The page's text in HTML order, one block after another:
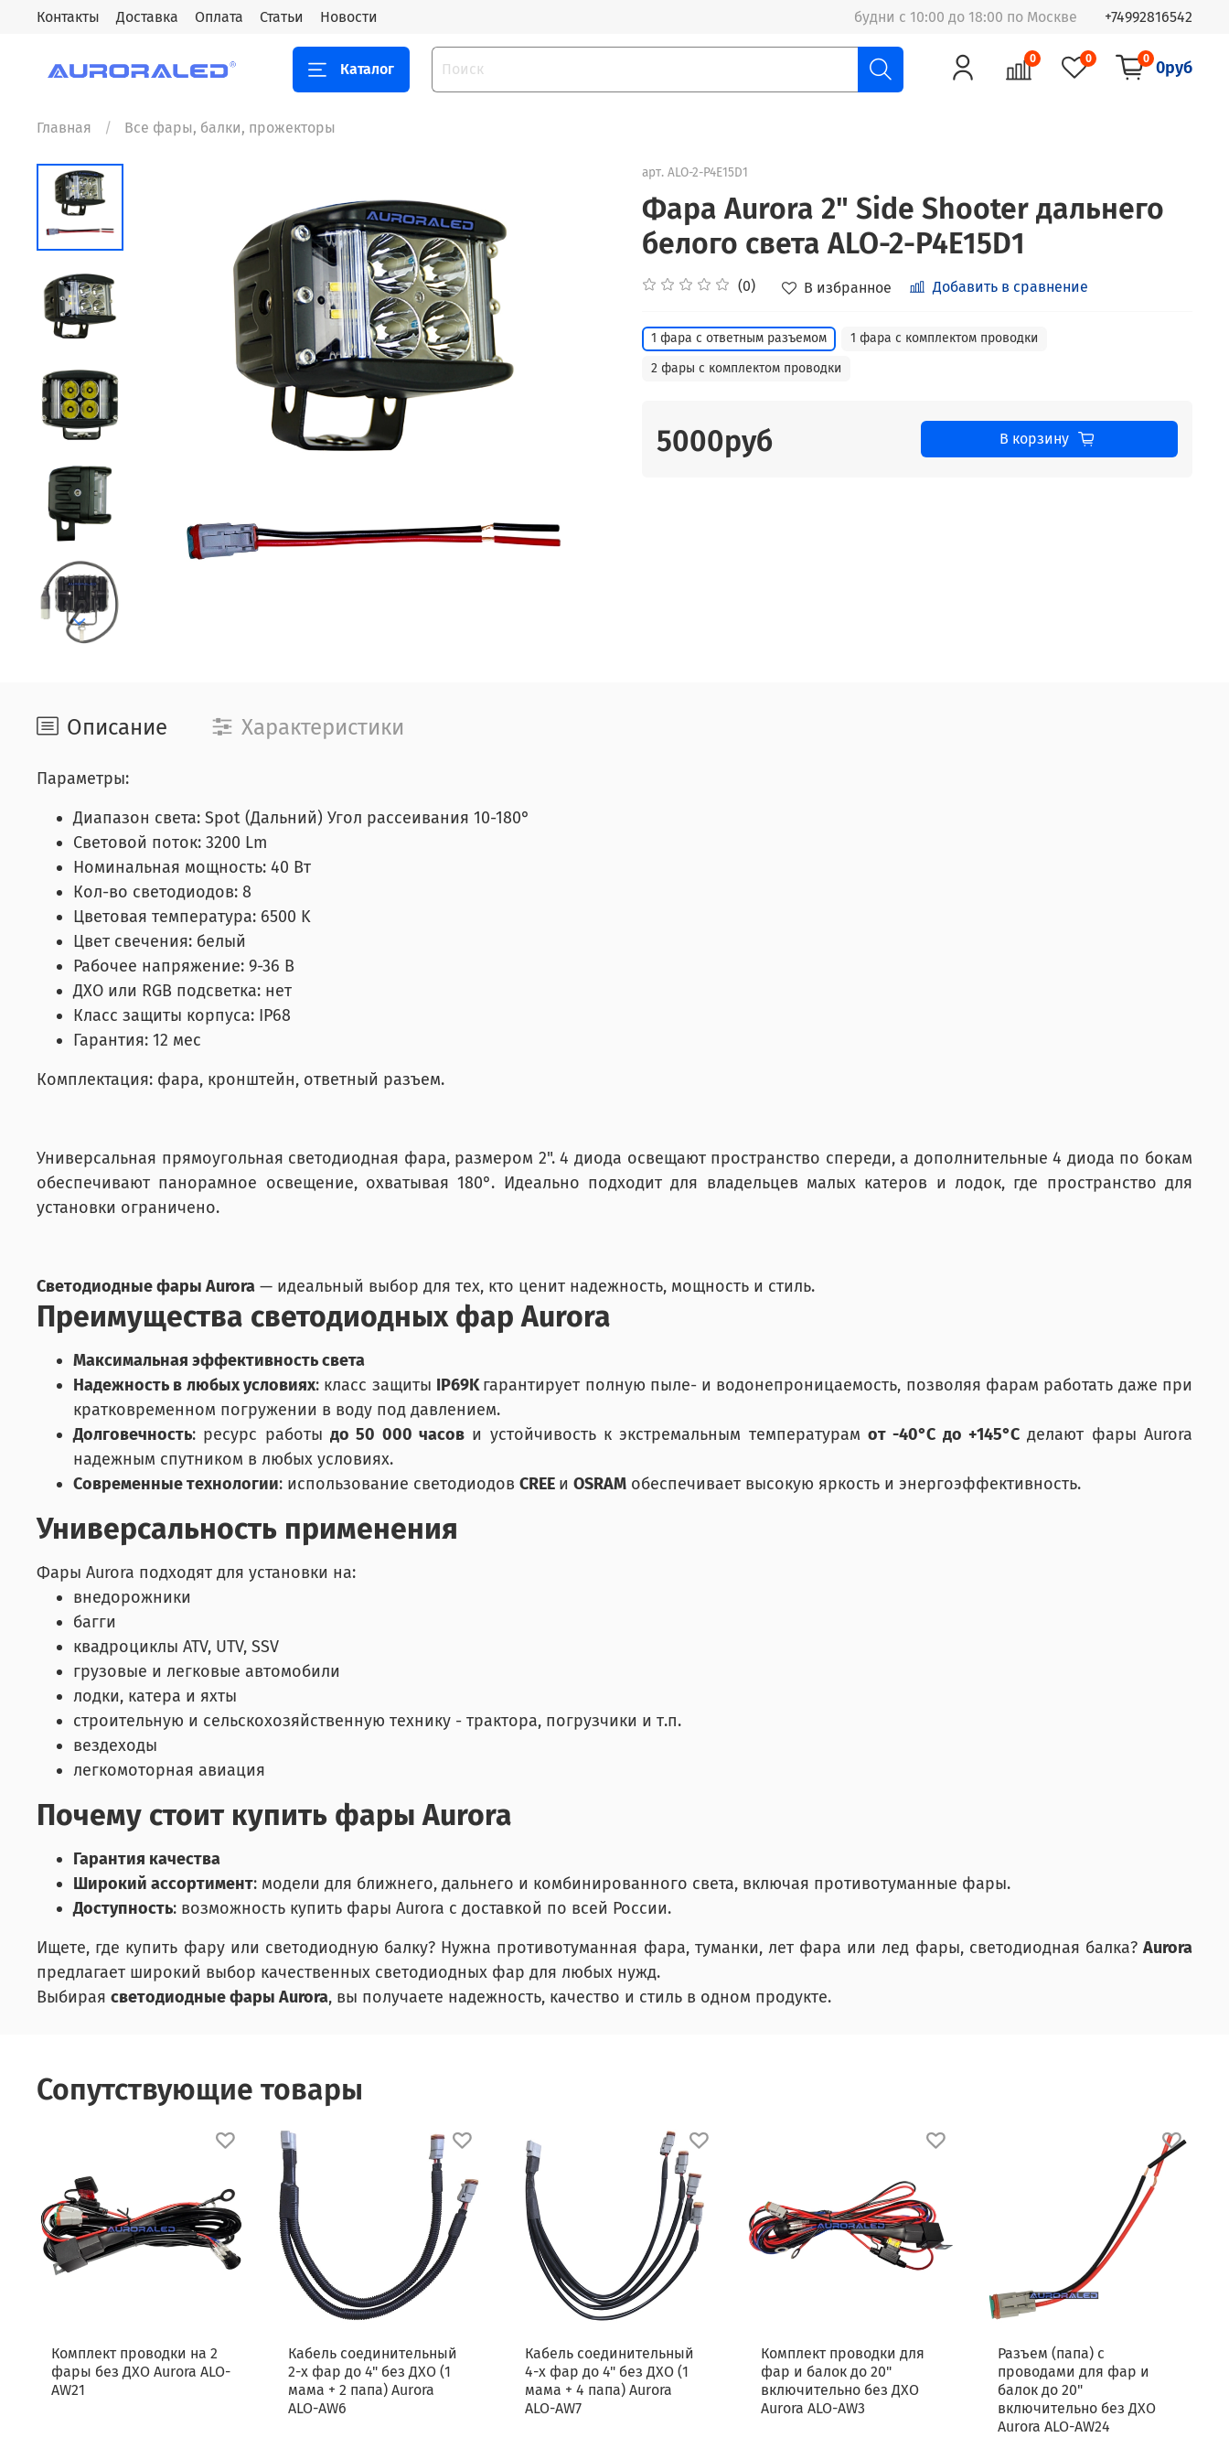
Контакты Доставка Оплата Статьи Новости будни с 10:00 до 18:00 по Москве +74992816542
Каталог
0 0 0 0руб
Главная Все фары, балки, прожекторы
арт. ALO-2-P4E15D1
Фара Aurora 2" Side Shooter дальнего
белого света ALO-2-P4E15D1
(0) В избранное Добавить в сравнение
1 фара с ответным разъемом
1 фара с комплектом проводки
2 фары с комплектом проводки
5000руб В корзину
Описание Характеристики
Параметры:
Диапазон света: Spot (Дальний) Угол рассеивания 10-180°
Световой поток: 3200 Lm
Номинальная мощность: 40 Вт
Кол-во светодиодов: 8
Цветовая температура: 6500 K
Цвет свечения: белый
Рабочее напряжение: 9-36 В
ДХО или RGB подсветка: нет
Класс защиты корпуса: IP68
Гарантия: 12 мес
Комплектация: фара, кронштейн, ответный разъем.
Универсальная прямоугольная светодиодная фара, размером 2". 4 диода освещают пространство спереди, а дополнительные 4 диода по бокам
обеспечивают панорамное освещение, охватывая 180°. Идеально подходит для владельцев малых катеров и лодок, где пространство для
установки ограничено.
Светодиодные фары Aurora — идеальный выбор для тех, кто ценит надежность, мощность и стиль.
Преимущества светодиодных фар Aurora
Максимальная эффективность света
Надежность в любых условиях: класс защиты IP69Kгарантирует полную пыле- и водонепроницаемость, позволяя фарам работать даже при
кратковременном погружении в воду под давлением.
Долговечность: ресурс работы до 50 000 часов и устойчивость к экстремальным температурам от -40°C до +145°C делают фары Aurora
надежным спутником в любых условиях.
Современные технологии: использование светодиодов CREE и OSRAM обеспечивает высокую яркость и энергоэффективность.
Универсальность применения
Фары Aurora подходят для установки на:
внедорожники
багги
квадроциклы ATV, UTV, SSV
грузовые и легковые автомобили
лодки, катера и яхты
строительную и сельскохозяйственную технику - трактора, погрузчики и т.п.
вездеходы
легкомоторная авиация
Почему стоит купить фары Aurora
Гарантия качества
Широкий ассортимент: модели для ближнего, дальнего и комбинированного света, включая противотуманные фары.
Доступность: возможность купить фары Aurora с доставкой по всей России.
Ищете, где купить фару или светодиодную балку? Нужна противотуманная фара, туманки, лет фара или лед фары, светодиодная балка? Aurora
предлагает широкий выбор качественных светодиодных фар для любых нужд.
Выбирая светодиодные фары Aurora, вы получаете надежность, качество и стиль в одном продукте.
Сопутствующие товары
Комплект проводки на 2
фары без ДХО Aurora ALO-
AW21
Кабель соединительный
2-х фар до 4" без ДХО (1
мама + 2 папа) Aurora
ALO-AW6
Кабель соединительный
4-х фар до 4" без ДХО (1
мама + 4 папа) Aurora
ALO-AW7
Комплект проводки для
фар и балок до 20"
включительно без ДХО
Aurora ALO-AW3
Разъем (папа) с
проводами для фар и
балок до 20"
включительно без ДХО
Aurora ALO-AW24